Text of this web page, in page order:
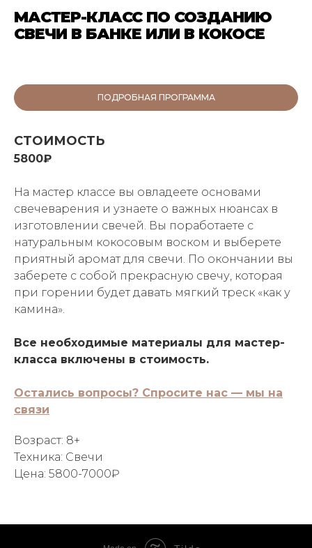
МАСТЕР-КЛАСС ПО СОЗДАНИЮ
СВЕЧИ В БАНКЕ ИЛИ В КОКОСЕ
ПОДРОБНАЯ ПРОГРАММА
СТОИМОСТЬ
5800₽
На мастер классе вы овладеете основами
свечеварения и узнаете о важных нюансах в
изготовлении свечей. Вы поработаете с
натуральным кокосовым воском и выберете
приятный аромат для свечи. По окончании вы
заберете с собой прекрасную свечу, которая
при горении будет давать мягкий треск «как у
камина».
Все необходимые материалы для мастер-
класса включены в стоимость.
Остались вопросы? Спросите нас — мы на
связи
Возраст: 8+
Техника: Свечи
Цена: 5800-7000₽